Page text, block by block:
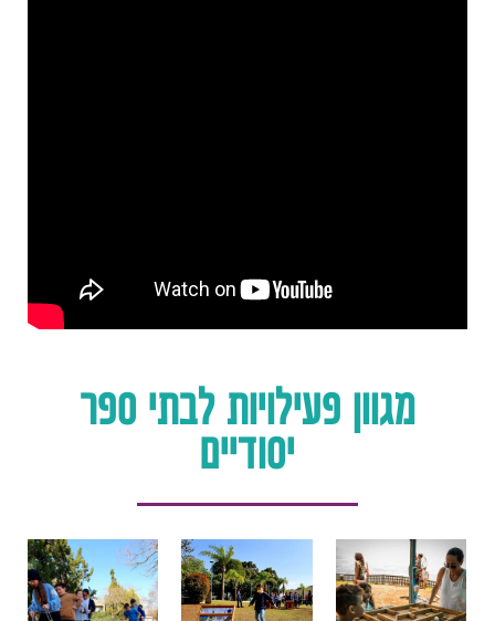
מגוון פעילויות לבתי ספר
יסודיים